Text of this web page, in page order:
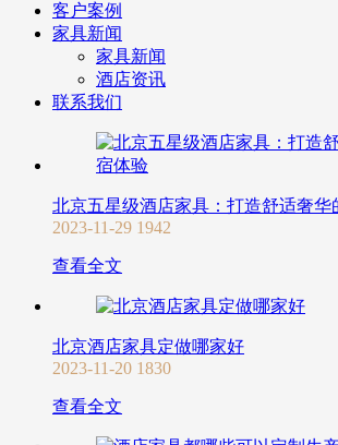
客户案例
家具新闻
家具新闻
酒店资讯
联系我们
北京五星级酒店家具：打造舒适奢华
2023-11-29 1942
查看全文
北京酒店家具定做哪家好
2023-11-20 1830
查看全文